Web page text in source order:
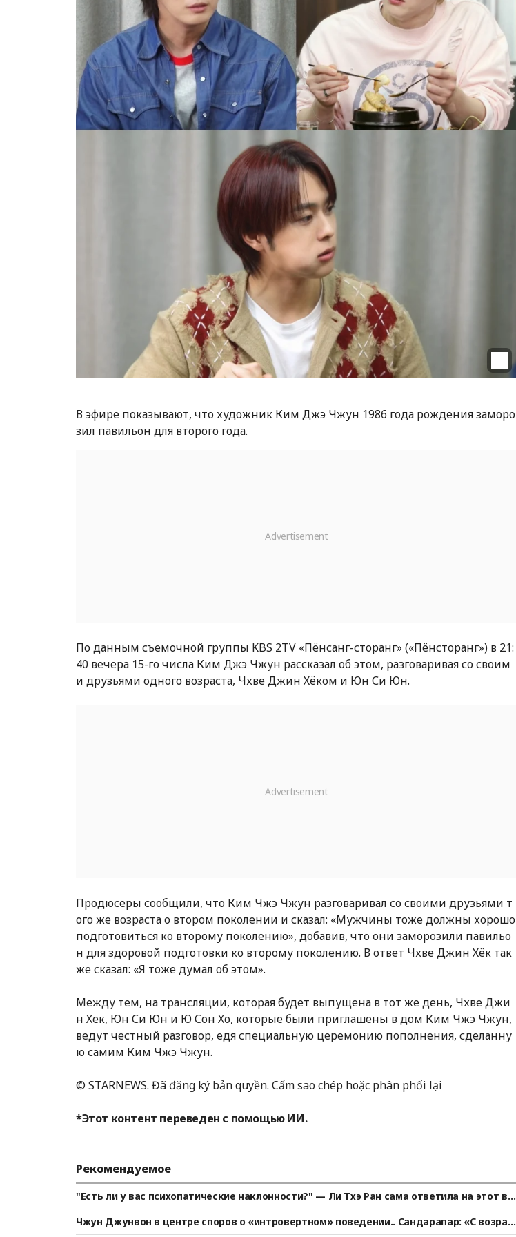
В эфире показывают, что художник Ким Джэ Чжун 1986 года рождения заморо
зил павильон для второго года.
По данным съемочной группы KBS 2TV «Пёнсанг-сторанг» («Пёнсторанг») в 21:
40 вечера 15-го числа Ким Джэ Чжун рассказал об этом, разговаривая со своим
и друзьями одного возраста, Чхве Джин Хёком и Юн Си Юн.
Продюсеры сообщили, что Ким Чжэ Чжун разговаривал со своими друзьями т
ого же возраста о втором поколении и сказал: «Мужчины тоже должны хорошо
подготовиться ко второму поколению», добавив, что они заморозили павильо
н для здоровой подготовки ко второму поколению. В ответ Чхве Джин Хёк так
же сказал: «Я тоже думал об этом».
Между тем, на трансляции, которая будет выпущена в тот же день, Чхве Джи
н Хёк, Юн Си Юн и Ю Сон Хо, которые были приглашены в дом Ким Чжэ Чжун,
ведут честный разговор, едя специальную церемонию пополнения, сделанну
ю самим Ким Чжэ Чжун.
© STARNEWS. Đã đăng ký bản quyền. Cấm sao chép hoặc phân phối lại
*Этот контент переведен с помощью ИИ.
Рекомендуемое
"Есть ли у вас психопатические наклонности?" — Ли Тхэ Ран сама ответила на этот во
прос [Radio Star]
Чжун Джунвон в центре споров о «интровертном» поведении.. Сандарапар: «С возрас